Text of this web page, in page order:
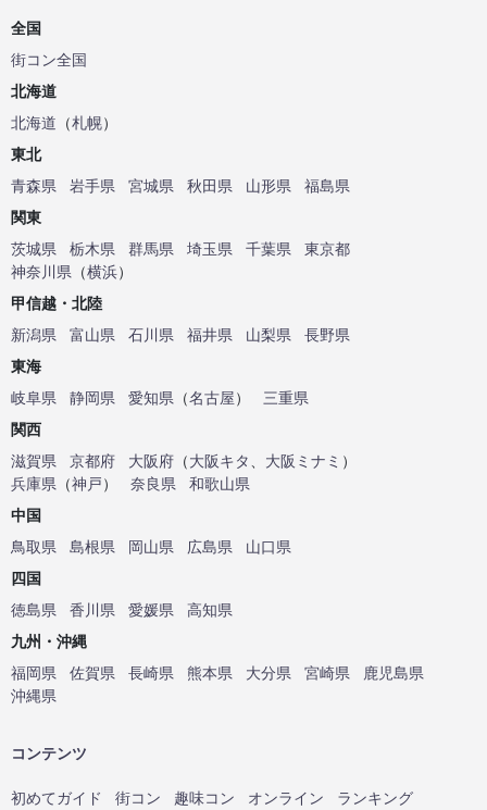
全国
街コン全国
北海道
北海道 （札幌）
東北
青森県
岩手県 宮城県 秋田県 山形県
福島県
関東
茨城県
栃木県 群馬県 埼玉県 千葉県
東京都
神奈川県 （横浜）
甲信越・北陸
新潟県
富山県 石川県 福井県 山梨県
長野県
東海
岐阜県
静岡県 愛知県 （名古屋）
三重県
関西
滋賀県
京都府 大阪府 （大阪キタ 大阪ミナミ ）
兵庫県 （神戸） 奈良県
和歌山県
中国
鳥取県
島根県 岡山県 広島県
山口県
四国
徳島県
香川県 愛媛県
高知県
九州・沖縄
福岡県
佐賀県 長崎県 熊本県 大分県 宮崎県
鹿児島県
沖縄県
コンテンツ
初めてガイド 街コン 趣味コン オンライン ランキング